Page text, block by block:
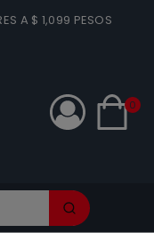
A $ 1,099 PESOS
0